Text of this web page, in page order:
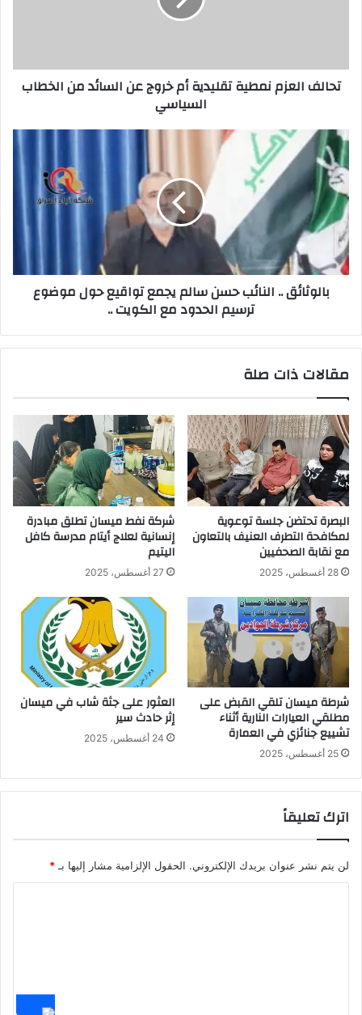
من
الخطاب
تحالف العزم نمطية تقليدية أم خروج عن السائد من الخطاب
السياسي
بالوثائق
..
النائب
حسن
سالم
يجمع
تواقيع
حول
موضوع
ترسيمبالوثائق .. النائب حسن سالم يجمع تواقيع حول موضوع
ترسيم الحدود مع الكويت ..
مقالات ذات صلة
البصرة تحتضن جلسة توعوية
لمكافحة التطرف العنيف بالتعاون
مع نقابة الصحفيين
28 أغسطس، 2025
شركة نفط ميسان تطلق مبادرة
إنسانية لعلاج أيتام مدرسة كافل
اليتيم
27 أغسطس، 2025
شرطة ميسان تلقي القبض على
مطلقي العيارات النارية أثناء
تشييع جنائزي في العمارة
25 أغسطس، 2025
العثور على جثة شاب في ميسان
إثر حادث سير
24 أغسطس، 2025
اترك تعليقاً
لن يتم نشر عنوان بريدك الإلكتروني. الحقول الإلزامية مشار إليها بـ*